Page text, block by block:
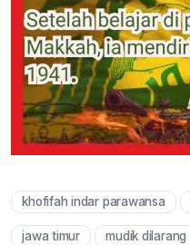
khofifah indar parawansa
jawa timur mudik dilarang